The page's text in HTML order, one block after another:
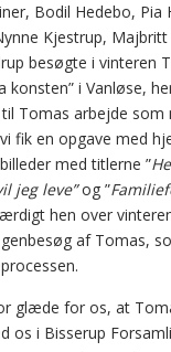
Bodil Hedebo, Pia
Kjestrup,
besøgte i vinteren
konsten” i Vanløse,
Tomas arbejde som
fik en opgave med
med titlerne ”
jeg leve”og ”
hen over
af Tomas,
glæde for os, at
os i Bisserup